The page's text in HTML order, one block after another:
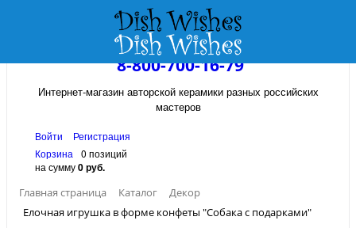
8-800-700-16-79
Интернет-магазин авторской керамики разных российских
мастеров
Войти
Регистрация
Корзина
0 позиций
на сумму0 руб.
Главная страница
Каталог
Декор
Елочная игрушка в форме конфеты "Собака с подарками"